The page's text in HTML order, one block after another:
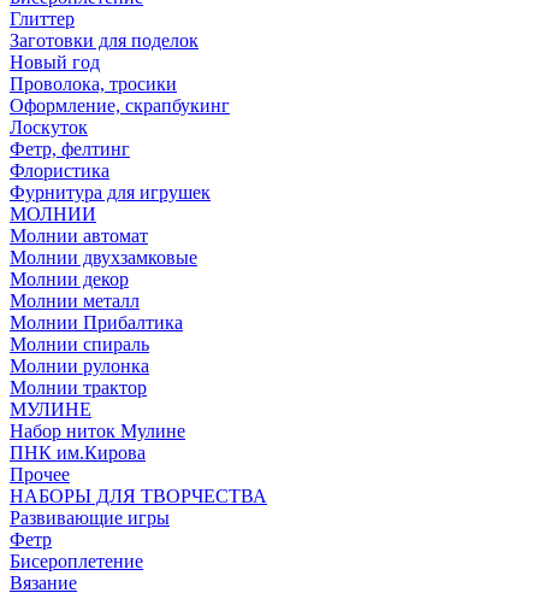
Глиттер
Заготовки для поделок
Новый год
Проволока, тросики
Оформление, скрапбукинг
Лоскуток
Фетр, фелтинг
Флористика
Фурнитура для игрушек
МОЛНИИ
Молнии автомат
Молнии двухзамковые
Молнии декор
Молнии металл
Молнии Прибалтика
Молнии спираль
Молнии рулонка
Молнии трактор
МУЛИНЕ
Набор ниток Мулине
ПНК им.Кирова
Прочее
НАБОРЫ ДЛЯ ТВОРЧЕСТВА
Развивающие игры
Фетр
Бисероплетение
Вязание